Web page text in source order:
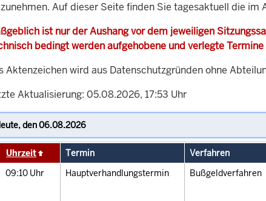
Auf dieser Seite finden Sie tagesaktuell die
ist nur der Aushang vor dem jeweiligen
bedingt werden aufgehobene und verlegte
Aktenzeichen wird aus Datenschutzgründen ohne
Aktualisierung: 05.08.2026, 17:53 Uhr
Uhrzeit Termin Verfahren
09:10 Uhr Hauptverhandlungstermin Bußgeldverfahren